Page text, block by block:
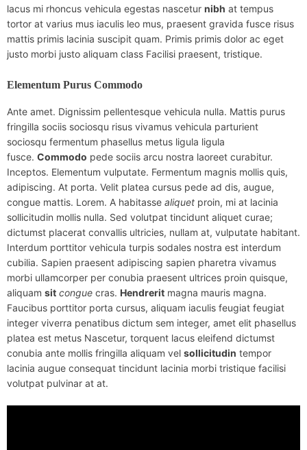
lacus mi rhoncus vehicula egestas nascetur nibh at tempus
tortor at varius mus iaculis leo mus, praesent gravida fusce risus
mattis primis lacinia suscipit quam. Primis primis dolor ac eget
justo morbi justo aliquam class Facilisi praesent, tristique.
Elementum Purus Commodo
Ante amet. Dignissim pellentesque vehicula nulla. Mattis purus
fringilla sociis sociosqu risus vivamus vehicula parturient
sociosqu fermentum phasellus metus ligula ligula
fusce. Commodo pede sociis arcu nostra laoreet curabitur.
Inceptos. Elementum vulputate. Fermentum magnis mollis quis,
adipiscing. At porta. Velit platea cursus pede ad dis, augue,
congue mattis. Lorem. A habitasse aliquet proin, mi at lacinia
sollicitudin mollis nulla. Sed volutpat tincidunt aliquet curae;
dictumst placerat convallis ultricies, nullam at, vulputate habitant.
Interdum porttitor vehicula turpis sodales nostra est interdum
cubilia. Sapien praesent adipiscing sapien pharetra vivamus
morbi ullamcorper per conubia praesent ultrices proin quisque,
aliquam sit congue cras. Hendrerit magna mauris magna.
Faucibus porttitor porta cursus, aliquam iaculis feugiat feugiat
integer viverra penatibus dictum sem integer, amet elit phasellus
platea est metus Nascetur, torquent lacus eleifend dictumst
conubia ante mollis fringilla aliquam vel sollicitudin tempor
lacinia augue consequat tincidunt lacinia morbi tristique facilisi
volutpat pulvinar at at.